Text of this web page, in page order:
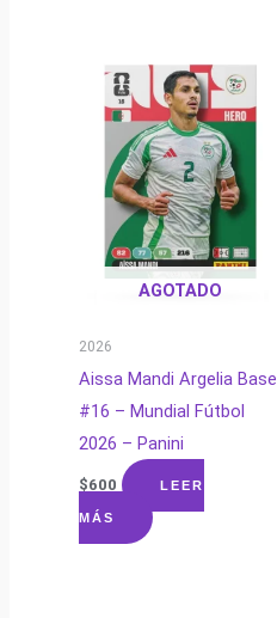
AGOTADO
2026
Aissa Mandi Argelia Base
#16 – Mundial Fútbol
2026 – Panini
$600 LEER
MÁS